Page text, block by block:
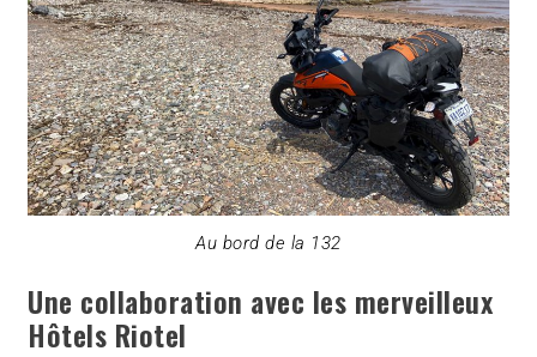
Au bord de la 132
Une collaboration avec les merveilleux
Hôtels Riotel